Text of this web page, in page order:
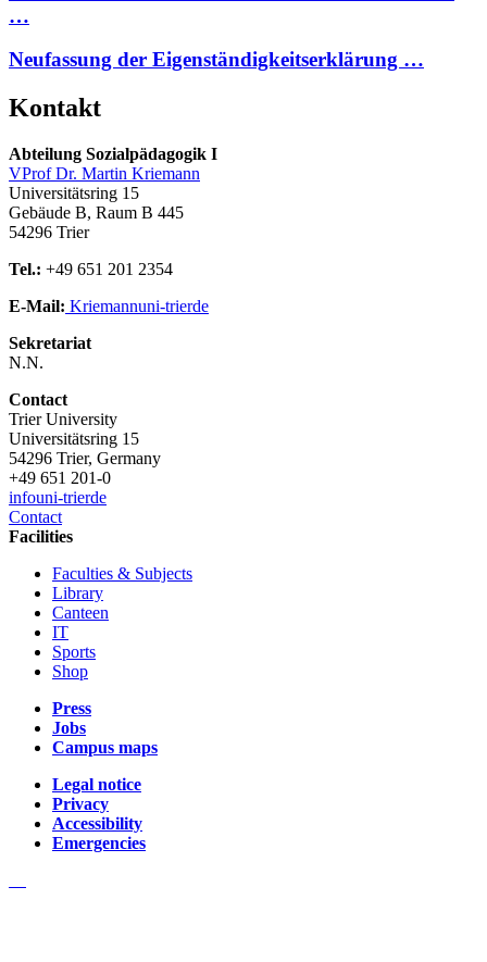
…
Neufassung der Eigenständigkeitserklärung …
Kontakt
Abteilung Sozialpädagogik I
VProf Dr. Martin Kriemann
Universitätsring 15
Gebäude B, Raum B 445
54296 Trier
Tel.: +49 651 201 2354
E-Mail: Kriemannuni-trierde
Sekretariat
N.N.
Contact
Trier University
Universitätsring 15
54296 Trier, Germany
+49 651 201-0
infouni-trierde
Contact
Facilities
Faculties & Subjects
Library
Canteen
IT
Sports
Shop
Press
Jobs
Campus maps
Legal notice
Privacy
Accessibility
Emergencies